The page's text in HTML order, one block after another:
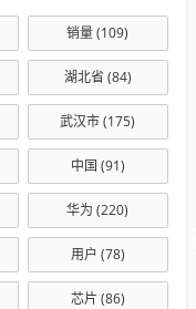
销量(109)
湖北省 (84)
武汉市(175)
中国 (91)
华为 (220)
用户 (78)
芯片 (86)